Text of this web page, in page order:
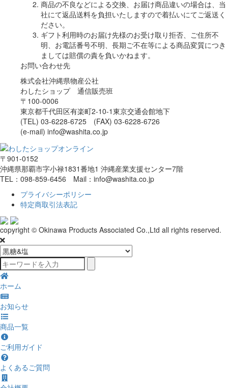
商品の不良などによる交換、お届け商品違いの場合は、当
社にて返品送料を負担いたしますので着払いにてご返送く
ださい。
ギフト利用時のお届け先様のお受け取り拒否、ご住所不
明、お電話番号不明、長期ご不在等による商品変質につき
ましては賠償の責を負いかねます。
お問い合わせ先
株式会社沖縄県物産公社
わしたショップ 通信販売班
〒100-0006
東京都千代田区有楽町2-10-1東京交通会館地下
(TEL) 03-6228-6725 (FAX) 03-6228-6726
(e-mail) info@washita.co.jp
〒901-0152
沖縄県那覇市字小禄1831番地1 沖縄産業支援センター7階
TEL：098-859-6456 Mail：info@washita.co.jp
プライバシーポリシー
特定商取引法表記
copyright © Okinawa Products Associated Co.,Ltd all rights reserved.
ホーム
お知らせ
商品一覧
ご利用ガイド
よくあるご質問